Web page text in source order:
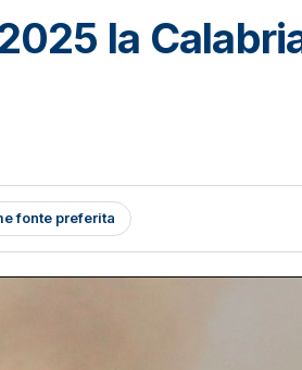
la
fonte preferita